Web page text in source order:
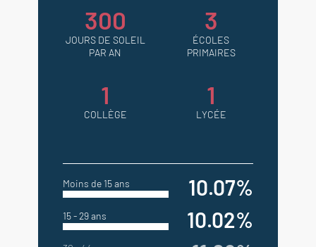
300
JOURS DE SOLEIL
PAR AN
3
ÉCOLES
PRIMAIRES
1
COLLÈGE
1
LYCÉE
Moins de 15 ans 10.07%
15 - 29 ans 10.02%